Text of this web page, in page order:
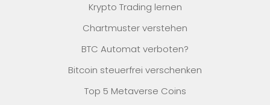
Krypto Trading lernen
Chartmuster verstehen
BTC Automat verboten?
Bitcoin steuerfrei verschenken
Top 5 Metaverse Coins